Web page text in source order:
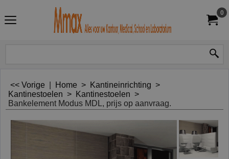
0
<< Vorige Home > Kantineinrichting >
Kantinestoelen > Kantinestoelen >
Bankelement Modus MDL, prijs op aanvraag.